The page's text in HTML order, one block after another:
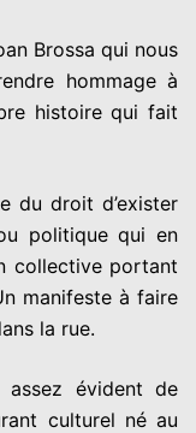
Brossa qui nous
hommage à
histoire qui fait
du droit d’exister
politique qui en
collective portant
manifeste à faire
la rue.
assez évident de
culturel né au